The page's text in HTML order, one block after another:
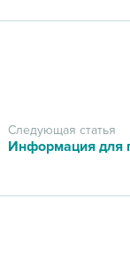
Следующая статья